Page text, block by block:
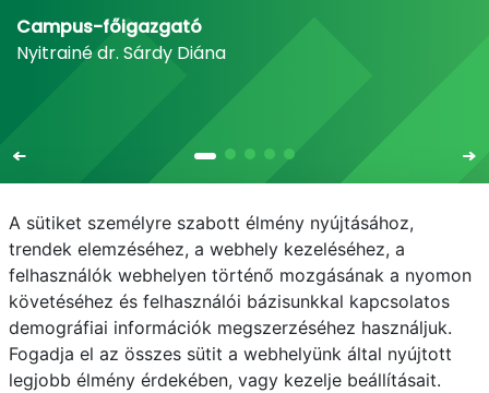
Campus-főigazgató
Nyitrainé dr. Sárdy Diána
E-mail Telefonkönyv NEPTUN
E-learning
Adatvédelem
A sütiket személyre szabott élmény nyújtásához,
trendek elemzéséhez, a webhely kezeléséhez, a
felhasználók webhelyen történő mozgásának a nyomon
követéséhez és felhasználói bázisunkkal kapcsolatos
demográfiai információk megszerzéséhez használjuk.
Fogadja el az összes sütit a webhelyünk által nyújtott
legjobb élmény érdekében, vagy kezelje beállításait.